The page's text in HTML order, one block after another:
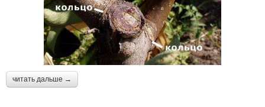
читать дальше →